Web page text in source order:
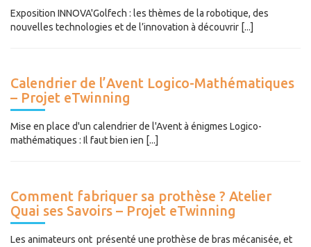
Exposition INNOVA'Golfech : les thèmes de la robotique, des
nouvelles technologies et de l’innovation à découvrir [...]
Calendrier de l’Avent Logico-Mathématiques
– Projet eTwinning
Mise en place d'un calendrier de l'Avent à énigmes Logico-
mathématiques : Il faut bien ien [...]
Comment fabriquer sa prothèse ? Atelier
Quai ses Savoirs – Projet eTwinning
Les animateurs ont présenté une prothèse de bras mécanisée, et